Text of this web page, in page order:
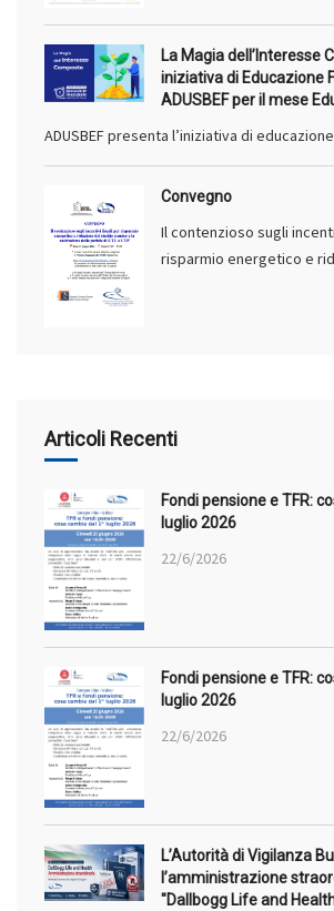
La Magia dell’Interesse
iniziativa di Educazione
ADUSBEF per il mese
ADUSBEF presenta l’iniziativa di
Convegno
Il contenzioso sugli
risparmio energetico e
Articoli Recenti
Fondi pensione e TFR:
luglio 2026
22/6/2026
Fondi pensione e TFR:
luglio 2026
22/6/2026
L’Autorità di Vigilanza
l’amministrazione
"Dallbogg Life and